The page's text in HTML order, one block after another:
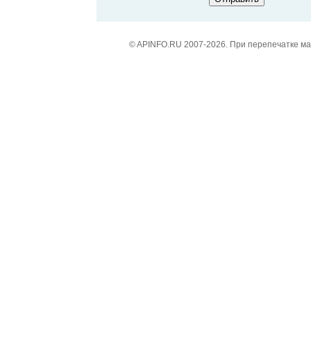
© APINFO.RU 2007-2026. При перепечатке